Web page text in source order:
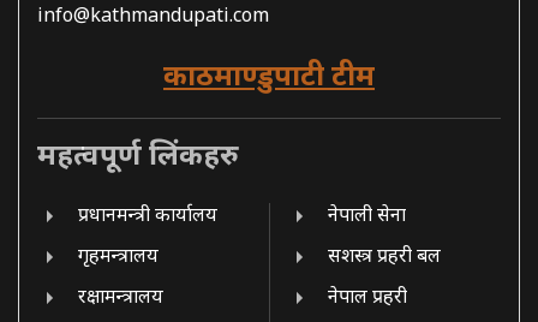
info@kathmandupati.com
काठमाण्डुपाटी टीम
महत्वपूर्ण लिंकहरु
प्रधानमन्त्री कार्यालय
गृहमन्त्रालय
रक्षामन्त्रालय
नेपाली सेना
सशस्त्र प्रहरी बल
नेपाल प्रहरी